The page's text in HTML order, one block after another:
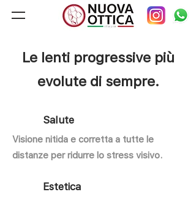
Le lenti progressive più
evolute di sempre.
Salute
Visione nitida e corretta a tutte le
distanze per ridurre lo stress visivo.
Estetica